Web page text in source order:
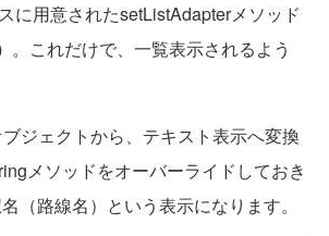
に用意されたsetListAdapterメソッド
。これだけで、一覧表示されるよう
ジェクトから、テキスト表示へ変換
メソッドをオーバーライドしておき
（路線名）という表示になります。